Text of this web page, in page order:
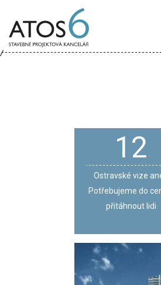
6
12
Ostravské vize
Potřebujeme do
přitáhnout lidi